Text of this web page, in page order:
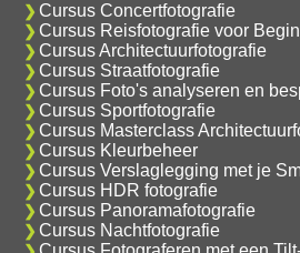
Cursus Concertfotografie
Cursus Reisfotografie voor
Cursus Architectuurfotografie
Cursus Straatfotografie
Cursus Foto's analyseren en
Cursus Sportfotografie
Cursus Masterclass
Cursus Kleurbeheer
Cursus Verslaglegging met je
Cursus HDR fotografie
Cursus Panoramafotografie
Cursus Nachtfotografie